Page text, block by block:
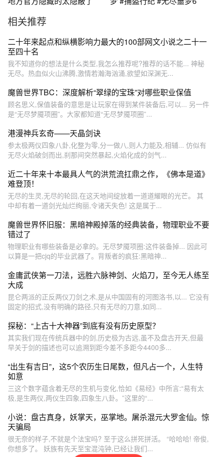
相关推荐
二十年来起点和纵横影响力最大的100部网文小说之二十一
至四十名
我不知道你的想法是什么类型,我怎么推荐呢?推荐的话不能... 神秘
无尽。热血似火山沸腾,激情若瀚海汹涌,欲望如深渊无...
魔兽世界TBC：深度解析“翠绿的宝珠”对哪些职业保值
顾名思义,保值装备的意思是让玩家在得到某件装备后,可以... 另一件
是“无尽梦魇项圈”。大家都知道“无尽梦魇项圈”...
港漫神兵玄奇——天晶剑诀
参太极两仪四象八卦,化整为零,分一做八,则人力能及,相辅... 仿似有
无尽火焰破剑而出,刹那间突然暴起,火焰化成的剑气...
近二十年来十本最具人气的洪荒流扛鼎之作，《佛本是道》
难登顶！
无尽的生灵,无尽的轮回,在这天地间绽放着一道道耀眼的光芒。 其
中却有着一道剑光灿烂绚丽,令诸天失色! 这是属于...
魔兽世界怀旧服：黑暗神殿掉落的经典装备，物理职业不要
错过了
物理职业有哪些装备是必拿的。无尽梦魇项圈:这件装备掉... 因此可
以算是一把cjq的毕业武器了。背叛者的疯狂:黑暗神...
金庸武侠第一刀法，远胜六脉神剑、火焰刀，至今无人练至
大成
昆仑两派的正反两仪刀剑之术,是从中国固有的河图洛书,以... 它没有
固定的招式,没有明确的路径,只有无尽的刀意,如同...
探秘：“上古十大神器”到底有没有历史原型？
其实我们现在传统兵器中的剑,历史极为古远,虽不及盘古开天,但最
早关于剑的描述也可以追溯到距今差不多距今4400多...
“出生有吉日”，这5个农历生日尾数，但凡占一个，人生特
如意
三这个数字蕴含着无尽的生机与变化,恰如《易经》中所言:“易有太
极,是生两仪,两仪生四象,四象生八卦。”这里的“...
小说：盘古真身，妖掌天，巫掌地。屠杀混元大罗金仙。惊
天骗局
很无奈的样子,不就是个法宝吗? 至于这么拼死拼活。 “哈哈哈! 帝俊,
你想多了。 妖族有先天至宝混沌钟,已经让我们...